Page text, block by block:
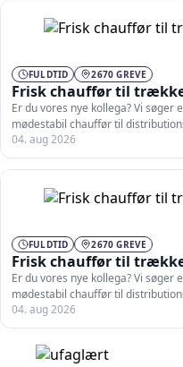
FULDTID 2670 GREVE
Frisk chauffør til
Er du vores nye kollega? Vi
mødestabil chauffør til
04. aug 2026
FULDTID 2670 GREVE
Frisk chauffør til
Er du vores nye kollega? Vi
mødestabil chauffør til
04. aug 2026